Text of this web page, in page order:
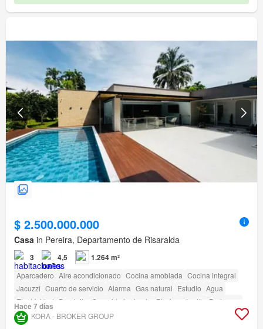
$ 2.500.000.000
Casa in Pereira, Departamento de Risaralda
3 4,5 1.264 m²
Aparcadero Aire acondicionado Cocina amoblada Cocina integral
Jacuzzi Cuarto de servicio Alarma Gas natural Estudio Agua
Electricidad Depósito Seguridad privada Piscina Jardín
Barbecue
Acceso para personas con discapacidad
Hace 7 días
KORA - BROKER GROUP